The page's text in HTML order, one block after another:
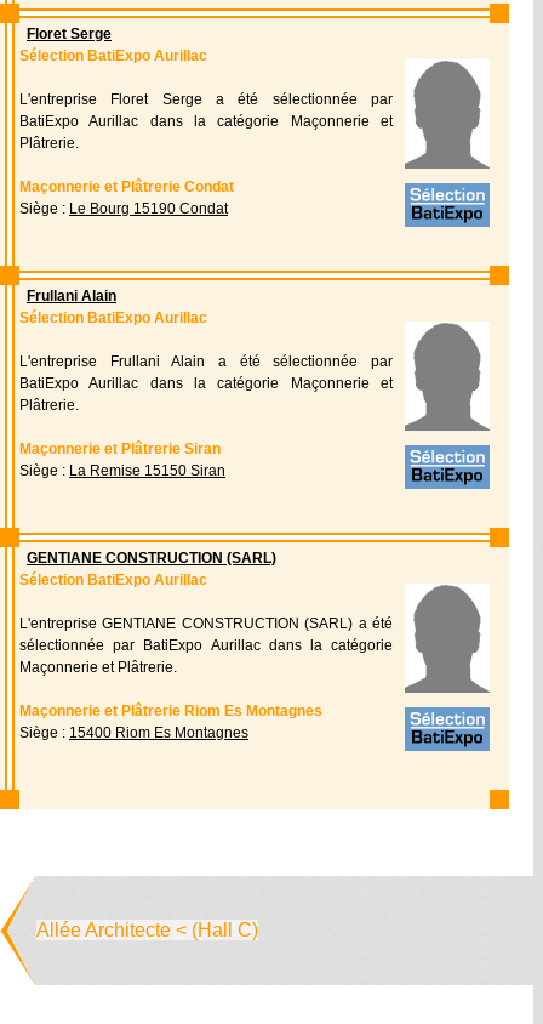
Floret Serge
Sélection BatiExpo Aurillac
L'entreprise Floret Serge a été sélectionnée par
BatiExpo Aurillac dans la catégorie Maçonnerie et
Plâtrerie.
Maçonnerie et Plâtrerie Condat
Siège : Le Bourg 15190 Condat
Frullani Alain
Sélection BatiExpo Aurillac
L'entreprise Frullani Alain a été sélectionnée par
BatiExpo Aurillac dans la catégorie Maçonnerie et
Plâtrerie.
Maçonnerie et Plâtrerie Siran
Siège : La Remise 15150 Siran
GENTIANE CONSTRUCTION (SARL)
Sélection BatiExpo Aurillac
L'entreprise GENTIANE CONSTRUCTION (SARL) a été
sélectionnée par BatiExpo Aurillac dans la catégorie
Maçonnerie et Plâtrerie.
Maçonnerie et Plâtrerie Riom Es Montagnes
Siège : 15400 Riom Es Montagnes
Allée Architecte < (Hall C)